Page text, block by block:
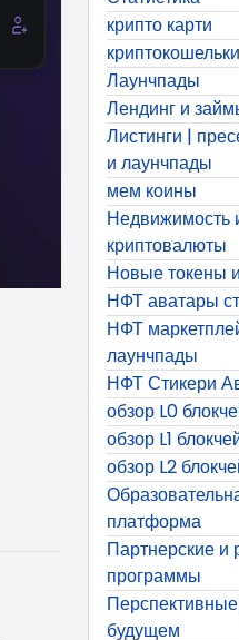
крипто карти
криптокошельки
Лаунчпады
Лендинг и
Листинги |
и лаунчпады
мем коины
Недвижимость
криптовалюты
Новые токены
НФТ аватары
НФТ
лаунчпады
НФТ Стикери
обзор L0
обзор L1
обзор L2
платформа
Партнерские
программы
будущем